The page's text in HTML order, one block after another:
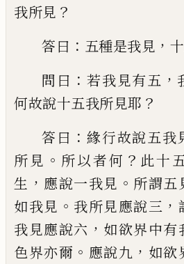
我所見 ？
答曰 ： 五種是我見 ，
問曰 ：若我見有五 ，
何故說十五我所見耶 ？
答曰 ： 緣行故說五我
所見 。 所以者何 ？ 此十
生 ， 應說一我見 。 所謂五
如我見 。 我所見應說三 ，
我見應說六 ， 如欲界中有
色界亦爾 。 應說九 ， 如欲